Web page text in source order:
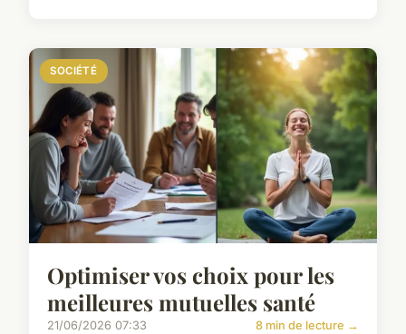
SOCIÉTÉ
Optimiser vos choix pour les
meilleures mutuelles santé
21/06/2026 07:33 8 min de lecture →